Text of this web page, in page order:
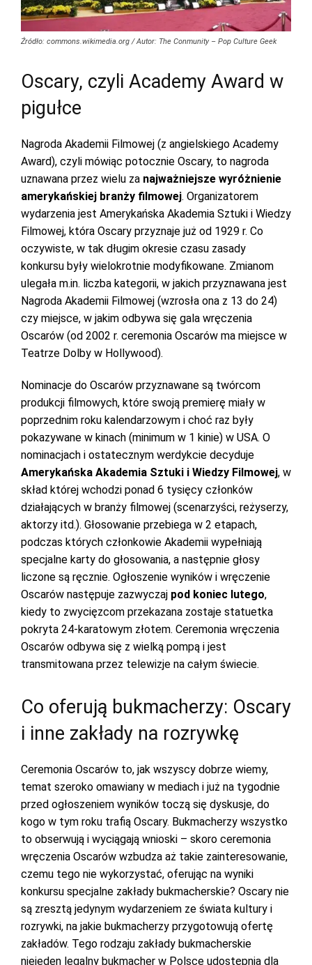
Źródło: commons.wikimedia.org / Autor: The Conmunity – Pop Culture Geek
Oscary, czyli Academy Award w
pigułce
Nagroda Akademii Filmowej (z angielskiego Academy
Award), czyli mówiąc potocznie Oscary, to nagroda
uznawana przez wielu za najważniejsze wyróżnienie
amerykańskiej branży filmowej. Organizatorem
wydarzenia jest Amerykańska Akademia Sztuki i Wiedzy
Filmowej, która Oscary przyznaje już od 1929 r. Co
oczywiste, w tak długim okresie czasu zasady
konkursu były wielokrotnie modyfikowane. Zmianom
ulegała m.in. liczba kategorii, w jakich przyznawana jest
Nagroda Akademii Filmowej (wzrosła ona z 13 do 24)
czy miejsce, w jakim odbywa się gala wręczenia
Oscarów (od 2002 r. ceremonia Oscarów ma miejsce w
Teatrze Dolby w Hollywood).
Nominacje do Oscarów przyznawane są twórcom
produkcji filmowych, które swoją premierę miały w
poprzednim roku kalendarzowym i choć raz były
pokazywane w kinach (minimum w 1 kinie) w USA. O
nominacjach i ostatecznym werdykcie decyduje
Amerykańska Akademia Sztuki i Wiedzy Filmowej, w
skład której wchodzi ponad 6 tysięcy członków
działających w branży filmowej (scenarzyści, reżyserzy,
aktorzy itd.). Głosowanie przebiega w 2 etapach,
podczas których członkowie Akademii wypełniają
specjalne karty do głosowania, a następnie głosy
liczone są ręcznie. Ogłoszenie wyników i wręczenie
Oscarów następuje zazwyczaj pod koniec lutego,
kiedy to zwycięzcom przekazana zostaje statuetka
pokryta 24-karatowym złotem. Ceremonia wręczenia
Oscarów odbywa się z wielką pompą i jest
transmitowana przez telewizje na całym świecie.
Co oferują bukmacherzy: Oscary
i inne zakłady na rozrywkę
Ceremonia Oscarów to, jak wszyscy dobrze wiemy,
temat szeroko omawiany w mediach i już na tygodnie
przed ogłoszeniem wyników toczą się dyskusje, do
kogo w tym roku trafią Oscary. Bukmacherzy wszystko
to obserwują i wyciągają wnioski – skoro ceremonia
wręczenia Oscarów wzbudza aż takie zainteresowanie,
czemu tego nie wykorzystać, oferując na wyniki
konkursu specjalne zakłady bukmacherskie? Oscary nie
są zresztą jedynym wydarzeniem ze świata kultury i
rozrywki, na jakie bukmacherzy przygotowują ofertę
zakładów. Tego rodzaju zakłady bukmacherskie
niejeden legalny bukmacher w Polsce udostępnia dla